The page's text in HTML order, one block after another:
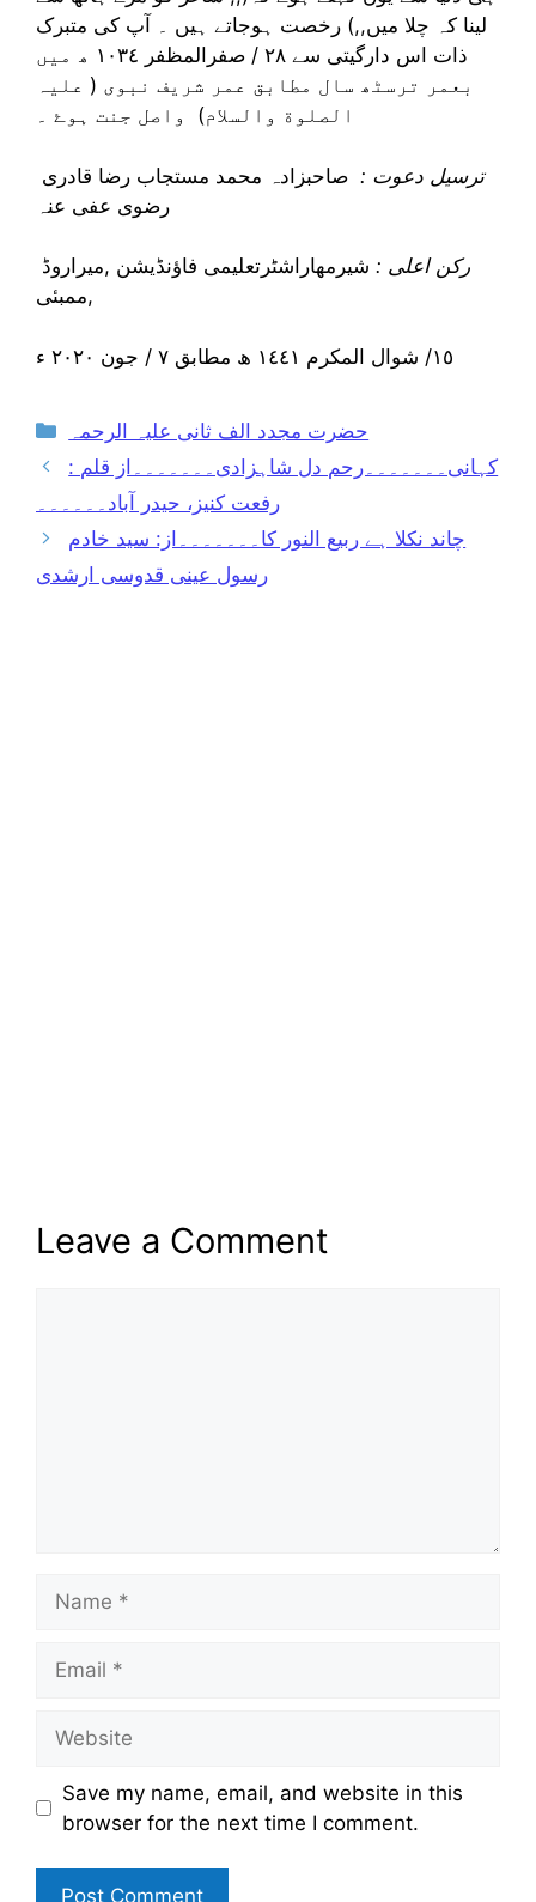
لینا کہ چلا میں,,) رخصت ہوجاتے ہیں ۔ آپ کی متبرک
ذات اس دارگیتی سے ٢٨ / صفرالمظفر ١٠٣٤ ھ میں
بعمر ترسٹھ سال مطابق عمر شریف نبوی ( علیہ
ترسیل دعوت : صاحبزادہ محمد مستجاب رضا قادری
رضوی عفی عنہ
رکن اعلی : شیرمھاراشٹرتعلیمی فاؤنڈیشن ,میراروڈ
١٥/ شوال المکرم ١٤٤١ ھ مطابق ٧ / جون ٢٠٢٠ ء
Categories
حضرت مجدد الف ثانی علیہ الرحمہ
کہانی۔۔۔۔۔۔۔رحم دل شاہزادی۔۔۔۔۔۔۔از قلم :
رفعت کنیز، حیدر آباد۔۔۔۔۔۔
چاند نکلا ہے ربیع النور کا۔۔۔۔۔۔۔از: سید خادم
رسول عینی قدوسی ارشدی
Leave a Comment
Save my name, email, and website in this
browser for the next time I comment.